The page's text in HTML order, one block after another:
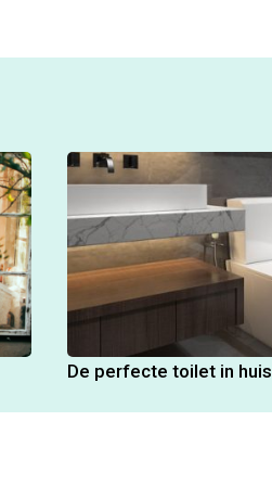
De perfecte toilet in huis